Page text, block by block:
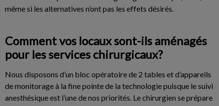
même si les alternatives n’ont pas les effets désirés.
Comment vos locaux sont-ils aménagés
pour les services chirurgicaux?
Nous disposons d’un bloc opératoire de 2 tables et d’appareils
de monitorage à la fine pointe de la technologie puisque le suivi
anesthésique est l’une de nos priorités. Le chirurgien se prépare